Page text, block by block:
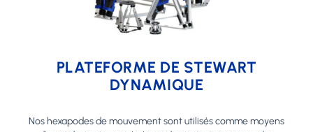
PLATEFORME DE STEWART
DYNAMIQUE
Nos hexapodes de mouvement sont utilisés comme moyens